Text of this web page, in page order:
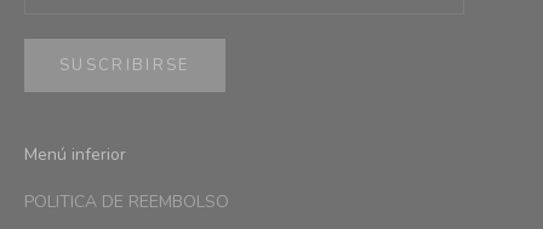
SUSCRIBIRSE
Menú inferior
POLITICA DE REEMBOLSO